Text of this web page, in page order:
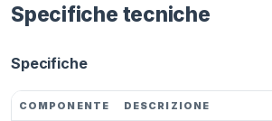
Specifiche tecniche
Specifiche
COMPONENTE DESCRIZIONE